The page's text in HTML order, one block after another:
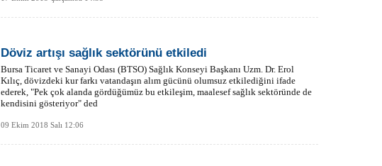
Döviz artışı sağlık sektörünü etkiledi
Bursa Ticaret ve Sanayi Odası (BTSO) Sağlık Konseyi Başkanı Uzm. Dr. Erol
Kılıç, dövizdeki kur farkı vatandaşın alım gücünü olumsuz etkilediğini ifade
ederek, "Pek çok alanda gördüğümüz bu etkileşim, maalesef sağlık sektöründe de
kendisini gösteriyor" ded
09 Ekim 2018 Salı 12:06